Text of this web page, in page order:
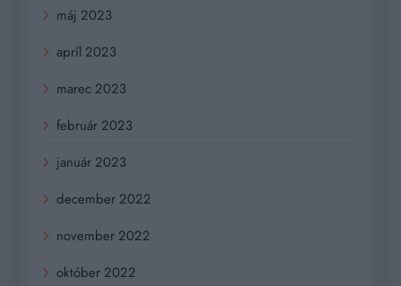
máj 2023
apríl 2023
marec 2023
február 2023
január 2023
december 2022
november 2022
október 2022